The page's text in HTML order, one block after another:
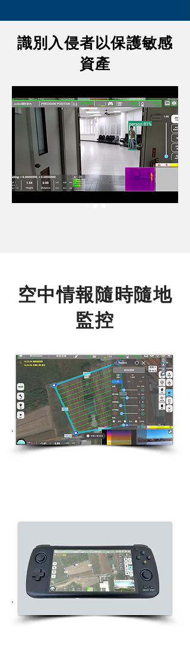
識別入侵者以保護敏感
資產
空中情報隨時隨地
監控